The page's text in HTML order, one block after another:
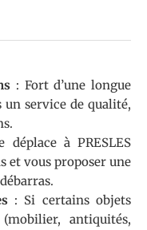
: Fort d’une longue
service de qualité,
à PRESLES
et vous proposer une
: Si certains objets
antiquités,